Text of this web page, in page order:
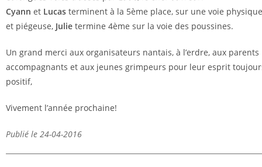
Cyann et Lucas terminent à la 5ème place, sur une voie physique
et piégeuse, Julie termine 4ème sur la voie des poussines.
Un grand merci aux organisateurs nantais, à l’erdre, aux parents
accompagnants et aux jeunes grimpeurs pour leur esprit
positif,
Vivement l’année prochaine!
Publié le 24-04-2016